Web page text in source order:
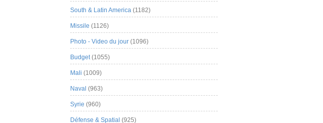
South & Latin America (1182)
Missile (1126)
Photo - Video du jour (1096)
Budget(1055)
Mali (1009)
Naval (963)
Syrie (960)
Défense & Spatial (925)